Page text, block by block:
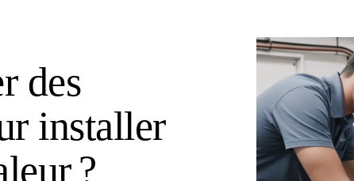
des
installer
?